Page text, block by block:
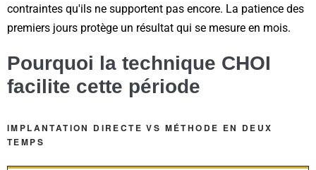
contraintes qu'ils ne supportent pas encore. La patience des
premiers jours protège un résultat qui se mesure en mois.
Pourquoi la technique CHOI
facilite cette période
IMPLANTATION DIRECTE VS MÉTHODE EN DEUX
TEMPS